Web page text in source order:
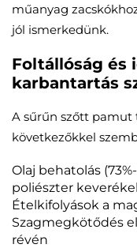
műanyag
jól ismerkedünk.
Foltállóság és
karbantartás
A sűrűn szőtt pamut
következőkkel
Olaj behatolás
poliészter
Ételkifolyások a
Szagmegkötődés
révén